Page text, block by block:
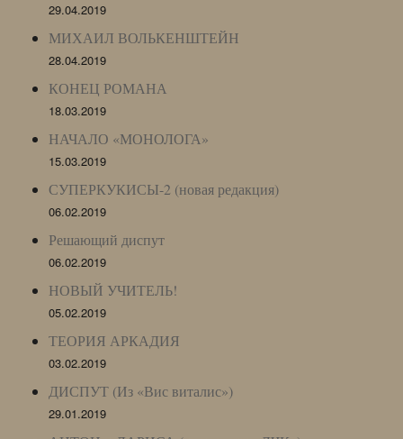
29.04.2019
МИХАИЛ ВОЛЬКЕНШТЕЙН
28.04.2019
КОНЕЦ РОМАНА
18.03.2019
НАЧАЛО «МОНОЛОГА»
15.03.2019
СУПЕРКУКИСЫ-2 (новая редакция)
06.02.2019
Решающий диспут
06.02.2019
НОВЫЙ УЧИТЕЛЬ!
05.02.2019
ТЕОРИЯ АРКАДИЯ
03.02.2019
ДИСПУТ (Из «Вис виталис»)
29.01.2019